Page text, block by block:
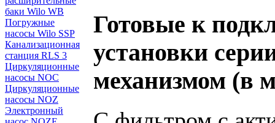
баки Wilo WB
Погружные
насосы Wilo SSP
Канализационная
станция RLS 3
Циркуляционные
насосы NOC
Циркуляционные
насосы NOZ
Электронный
Готовые к
установки
механизмом (в